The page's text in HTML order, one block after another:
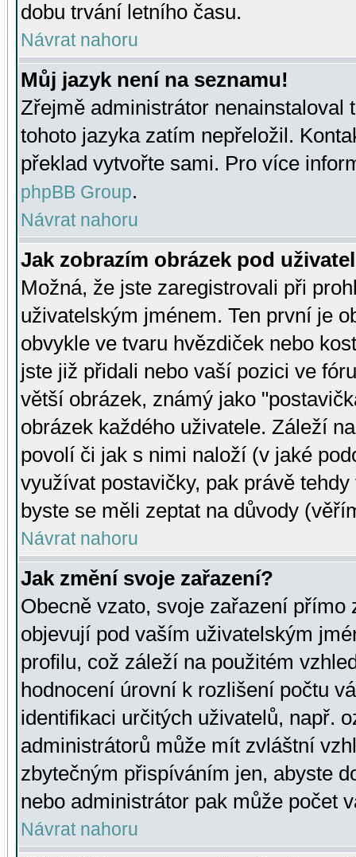
dobu trvání letního času.
Návrat nahoru
Můj jazyk není na seznamu!
Zřejmě administrátor nenainstaloval
tohoto jazyka zatím nepřeložil.
překlad vytvořte sami. Pro více
phpBB Group.
Návrat nahoru
Jak zobrazím obrázek pod
Možná, že jste zaregistrovali při
uživatelským jménem. Ten první je
obvykle ve tvaru hvězdiček nebo
jste již přidali nebo vaší pozici ve
větší obrázek, známý jako
obrázek každého uživatele. Záleží
povolí či jak s nimi naloží (v jaké
využívat postavičky, pak právě
byste se měli zeptat na důvody
Návrat nahoru
Jak změní svoje zařazení?
Obecně vzato, svoje zařazení přímo
objevují pod vaším uživatelským
profilu, což záleží na použitém
hodnocení úrovní k rozlišení počtu
identifikaci určitých uživatelů, např.
administrátorů může mít zvláštní
zbytečným přispíváním jen, abyste
nebo administrátor pak může počet
Návrat nahoru